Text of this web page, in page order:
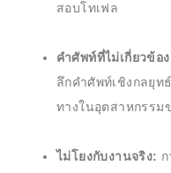
สอบโทเฟล
คำศัพท์ที่ไม่เกี่ยวข้อ
ลึกคำศัพท์เชิงกลยุท
ทางในอุตสาหกรรม
ไม่โยงกับงานจริง: